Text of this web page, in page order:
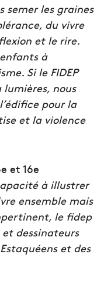
semer les graines
du vivre
et le rire.
à
Si le FIDEP
nous
pour la
et la violence
et 16e
à illustrer
ensemble mais
le fidep
dessinateurs
et des